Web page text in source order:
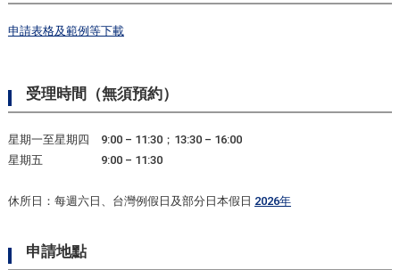
申請表格及範例等下載
受理時間（無須預約）
星期一至星期四 9:00 – 11:30；13:30 – 16:00
星期五 9:00 – 11:30
休所日：每週六日、台灣例假日及部分日本假日 2026年
申請地點